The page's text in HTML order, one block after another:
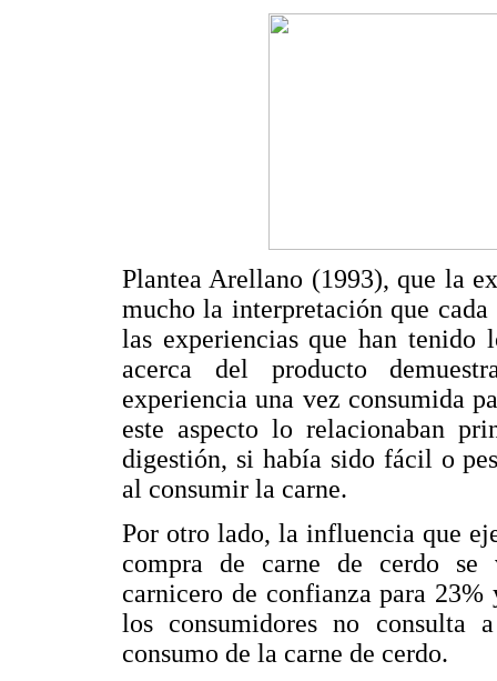
Plantea Arellano (1993), que la
mucho la interpretación que cada
las experiencias que han tenido
acerca del producto
experiencia una vez consumida
este aspecto lo relacionaban
digestión, si había sido fácil o
al consumir la carne.
Por otro lado, la influencia que
compra de carne de cerdo se
carnicero de confianza para
los consumidores no consulta
consumo de la carne de cerdo.